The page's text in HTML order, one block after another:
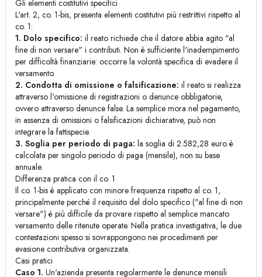
Gli elementi costitutivi specifici
L'art. 2, co. 1-bis, presenta elementi costitutivi più restrittivi rispetto al
co. 1:
1. Dolo specifico: il reato richiede che il datore abbia agito "al
fine di non versare" i contributi. Non è sufficiente l'inadempimento
per difficoltà finanziarie: occorre la volontà specifica di evadere il
versamento.
2. Condotta di omissione o falsificazione: il reato si realizza
attraverso l'omissione di registrazioni o denunce obbligatorie,
ovvero attraverso denunce false. La semplice mora nel pagamento,
in assenza di omissioni o falsificazioni dichiarative, può non
integrare la fattispecie.
3. Soglia per periodo di paga: la soglia di 2.582,28 euro è
calcolata per singolo periodo di paga (mensile), non su base
annuale.
Differenza pratica con il co. 1
Il co. 1-bis è applicato con minore frequenza rispetto al co. 1,
principalmente perché il requisito del dolo specifico ("al fine di non
versare") è più difficile da provare rispetto al semplice mancato
versamento delle ritenute operate. Nella pratica investigativa, le due
contestazioni spesso si sovrappongono nei procedimenti per
evasione contributiva organizzata.
Casi pratici
Caso 1. Un'azienda presenta regolarmente le denunce mensili